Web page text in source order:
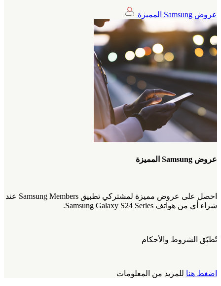
عروض Samsung المميزة
عروض Samsung المميزة
احصل على عروض مميزة لمشتركي تطبيق Samsung Members عند
شراء أي من هواتف Samsung Galaxy S24 Series.
تُطبّق الشروط والأحكام
اضغط هنا للمزيد من المعلومات